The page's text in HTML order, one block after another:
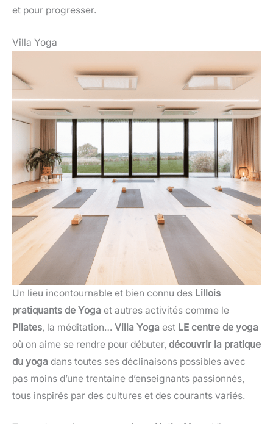
et pour progresser.
Villa Yoga
Un lieu incontournable et bien connu des Lillois
pratiquants de Yoga et autres activités comme le
Pilates, la méditation… Villa Yoga est LE centre de yoga
où on aime se rendre pour débuter, découvrir la pratique
du yoga dans toutes ses déclinaisons possibles avec
pas moins d’une trentaine d’enseignants passionnés,
tous inspirés par des cultures et des courants variés.